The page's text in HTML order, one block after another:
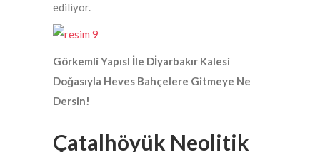
ediliyor.
Görkemli YapısI İle Dİyarbakır Kalesi
Doğasıyla Heves Bahçelere Gitmeye Ne
Dersin!
Çatalhöyük Neolitik